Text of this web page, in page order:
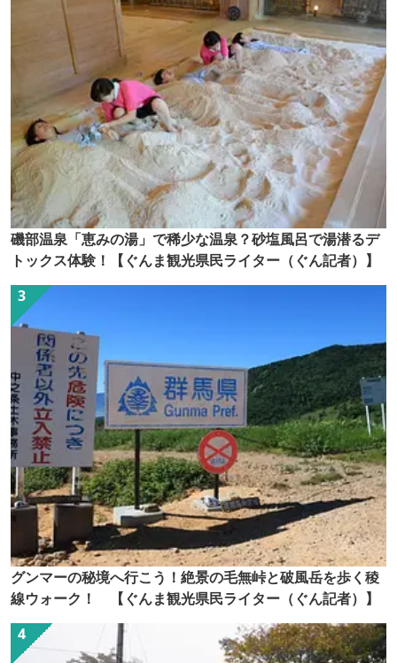
磯部温泉「恵みの湯」で稀少な温泉？砂塩風呂で湯潜るデ
トックス体験！【ぐんま観光県民ライター（ぐん記者）】
グンマーの秘境へ行こう！絶景の毛無峠と破風岳を歩く稜
線ウォーク！ 【ぐんま観光県民ライター（ぐん記者）】